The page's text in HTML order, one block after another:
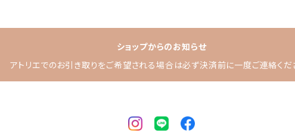
ショップからのお知らせ
アトリエでのお引き取りをご希望される場合は必ず決済前に一度ご連絡くだ